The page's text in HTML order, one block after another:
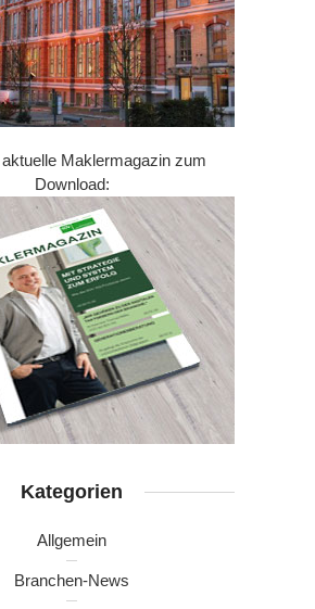
Maklermagazin zum
Download:
Kategorien
Allgemein
Branchen-News